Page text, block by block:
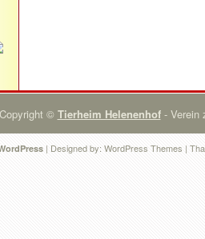
Copyright © Tierheim Helenenhof- Verein
| Designed by: WordPress Themes |